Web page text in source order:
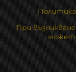
Политика
При